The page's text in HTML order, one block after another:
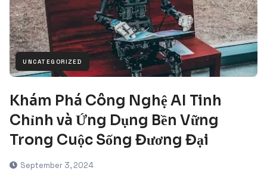
UNCATEGORIZED
Khám Phá Công Nghệ AI Tinh
Chỉnh và Ứng Dụng Bền Vững
Trong Cuộc Sống Đương Đại
September 3, 2024